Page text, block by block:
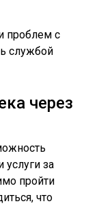
проблем с
службой
через
за
пройти
что